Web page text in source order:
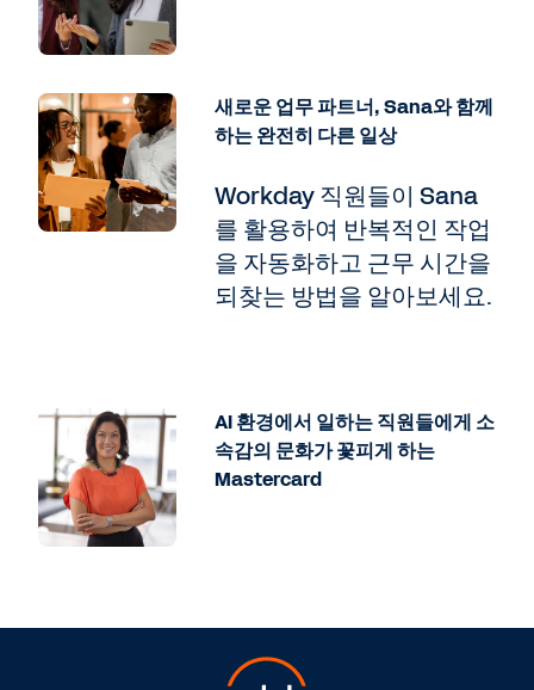
새로운 업무 파트너, Sana와 함께
하는 완전히 다른 일상
Workday 직원들이 Sana
를 활용하여 반복적인 작업
을 자동화하고 근무 시간을
되찾는 방법을 알아보세요.
AI 환경에서 일하는 직원들에게 소
속감의 문화가 꽃피게 하는
Mastercard